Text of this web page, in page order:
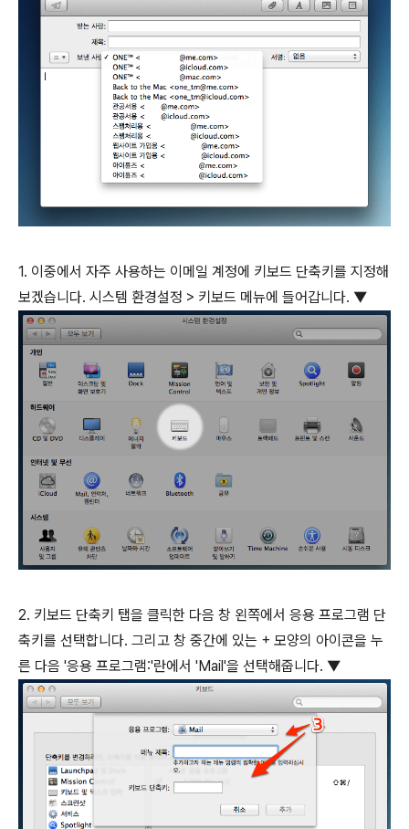
1. 이중에서 자주 사용하는 이메일 계정에 키보드 단축키를 지정해
보겠습니다. 시스템 환경설정 > 키보드 메뉴에 들어갑니다. ▼
2. 키보드 단축키 탭을 클릭한 다음 창 왼쪽에서 응용 프로그램 단
축키를 선택합니다. 그리고 창 중간에 있는 + 모양의 아이콘을 누
른 다음 '응용 프로그램:'란에서 'Mail'을 선택해줍니다. ▼